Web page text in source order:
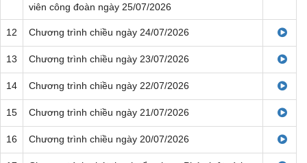
viên công đoàn ngày 25/07/2026
12 Chương trình chiều ngày 24/07/2026
13 Chương trình chiều ngày 23/07/2026
14 Chương trình chiều ngày 22/07/2026
15 Chương trình chiều ngày 21/07/2026
16 Chương trình chiều ngày 20/07/2026